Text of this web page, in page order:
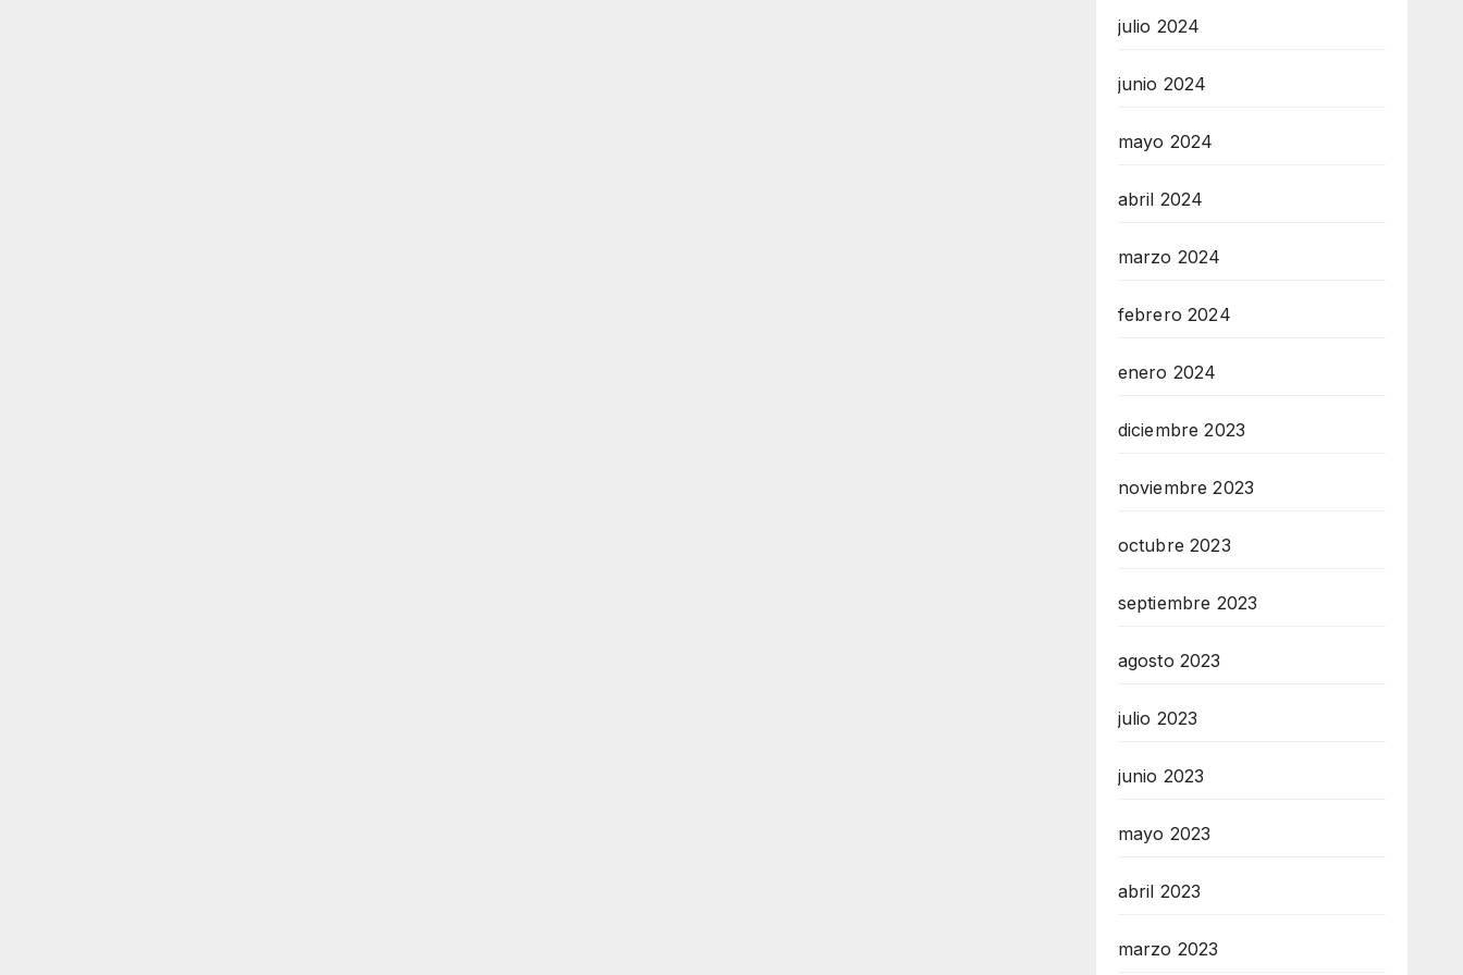
julio 2024
junio 2024
mayo 2024
abril 2024
marzo 2024
febrero 2024
enero 2024
diciembre 2023
noviembre 2023
octubre 2023
septiembre 2023
agosto 2023
julio 2023
junio 2023
mayo 2023
abril 2023
marzo 2023